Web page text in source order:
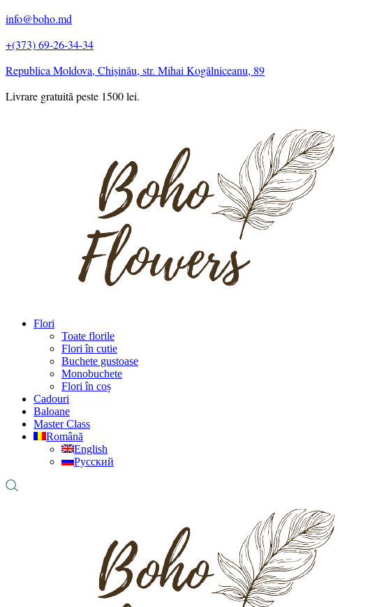
info@boho.md
+(373) 69-26-34-34
Republica Moldova, Chișinău, str. Mihai Kogălniceanu, 89
Livrare gratuită peste 1500 lei.
Flori
Toate florile
Flori în cutie
Buchete gustoase
Monobuchete
Flori în coș
Cadouri
Baloane
Master Class
Română
English
Русский